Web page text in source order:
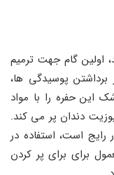
اولین گام جهت ترمیم
پوسیدگی ها،
این حفره را با مواد
دندان پر می کند.
رایج است، استفاده در
برای برای پر کردن